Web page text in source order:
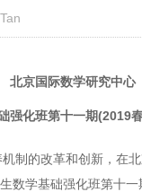
北京国际数学研究中心
强化班第十一期(2019
的改革和创新，在
数学基础强化班第十一